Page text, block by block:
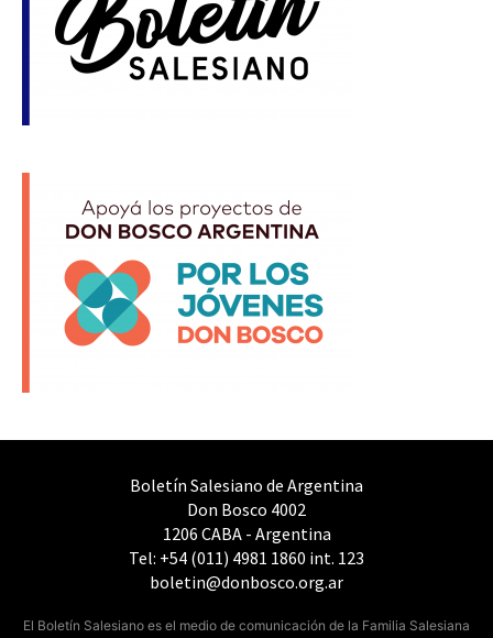
Boletín Salesiano de Argentina
Don Bosco 4002
1206 CABA - Argentina
Tel: +54 (011) 4981 1860 int. 123
boletin@donbosco.org.ar
El Boletín Salesiano es el medio de comunicación de la Familia Salesiana